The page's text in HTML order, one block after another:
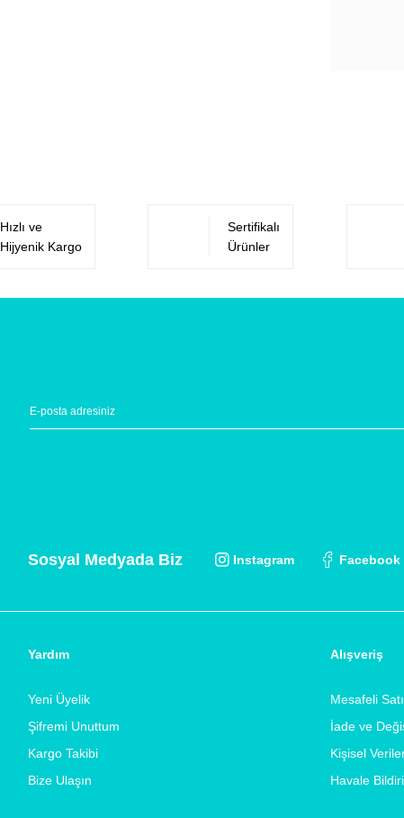
Hızlı ve
Hijyenik Kargo
Sertifikalı
Ürünler
Sosyal Medyada Biz Instagram Facebook
Yardım
Yeni Üyelik
Şifremi Unuttum
Kargo Takibi
Bize Ulaşın
Alışveriş
Mesafeli
İade ve
Kişisel
Havale